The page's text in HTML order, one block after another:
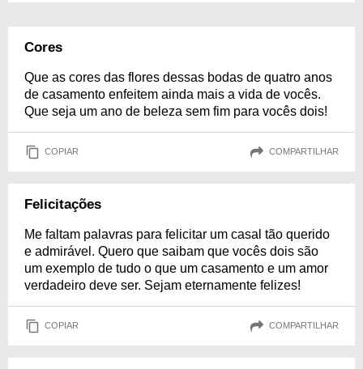
Cores
Que as cores das flores dessas bodas de quatro anos
de casamento enfeitem ainda mais a vida de vocês.
Que seja um ano de beleza sem fim para vocês dois!
COPIAR COMPARTILHAR
Felicitações
Me faltam palavras para felicitar um casal tão querido
e admirável. Quero que saibam que vocês dois são
um exemplo de tudo o que um casamento e um amor
verdadeiro deve ser. Sejam eternamente felizes!
COPIAR COMPARTILHAR